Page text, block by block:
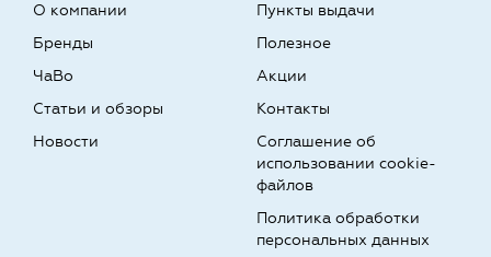
О компании
Бренды
Пункты выдачи
Полезное
ЧаВо
Статьи и обзоры
Новости
Акции
Контакты
Соглашение об
использовании cookie-
файлов
Политика обработки
персональных данных